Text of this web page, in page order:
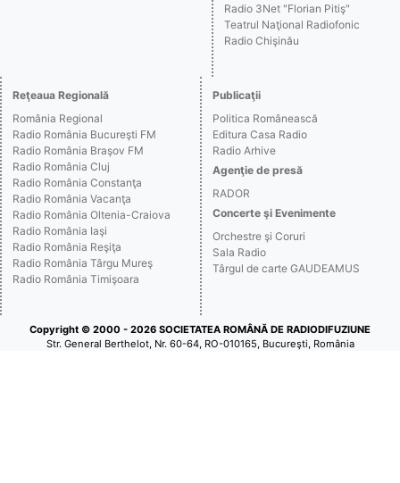
Radio 3Net "Florian Pitiş"
Teatrul Naţional Radiofonic
Radio Chişinău
Reţeaua Regională
România Regional
Radio România Bucureşti FM
Radio România Braşov FM
Radio România Cluj
Radio România Constanţa
Radio România Vacanţa
Radio România Oltenia-Craiova
Radio România Iaşi
Radio România Reşiţa
Radio România Târgu Mureş
Radio România Timişoara
Publicaţii
Politica Românească
Editura Casa Radio
Radio Arhive
Agenţie de presă
RADOR
Concerte şi Evenimente
Orchestre şi Coruri
Sala Radio
Târgul de carte GAUDEAMUS
Copyright © 2000 - 2026 SOCIETATEA ROMÂNĂ DE RADIODIFUZIUNE
Str. General Berthelot, Nr. 60-64, RO-010165, Bucureşti, România